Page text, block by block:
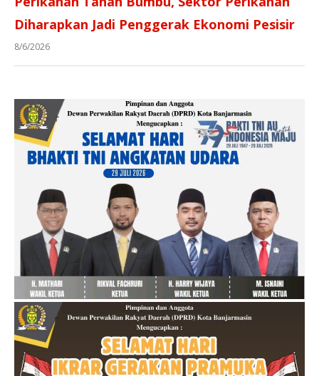
Diharapkan Jadi Penggerak Ekonomi Pesisir
8/6/2026